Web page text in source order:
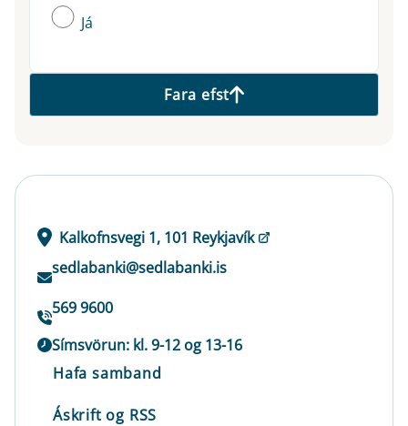
Já
Fara efst
Kalkofnsvegi 1, 101 Reykjavík
sedlabanki@sedlabanki.is
569 9600
Símsvörun: kl. 9-12 og 13-16
Hafa samband
Áskrift og RSS